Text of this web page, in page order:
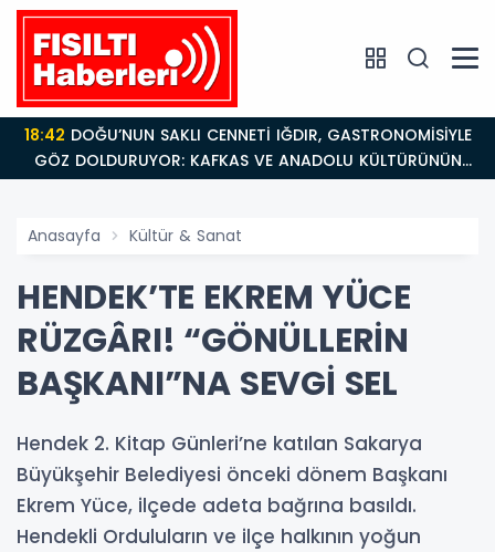
18:42
GÖZ DOLDURUYOR: KAFKAS VE ANADOLU KÜLTÜRÜNÜN
BULUŞMA NOKTASI
Anasayfa Kültür & Sanat
HENDEK’TE EKREM YÜCE
RÜZGÂRI! “GÖNÜLLERİN
BAŞKANI”NA SEVGİ SEL
Hendek 2. Kitap Günleri’ne katılan Sakarya
Büyükşehir Belediyesi önceki dönem Başkanı
Ekrem Yüce, ilçede adeta bağrına basıldı.
Hendekli Orduluların ve ilçe halkının yoğun